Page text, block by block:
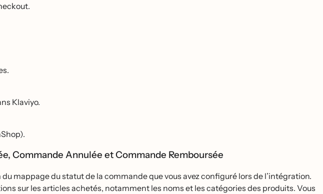
Klaviyo.
Commande Annulée et Commande Remboursée
mappage du statut de la commande que vous avez configuré lors de l’intégration.
sur les articles achetés, notamment les noms et les catégories des produits. Vous